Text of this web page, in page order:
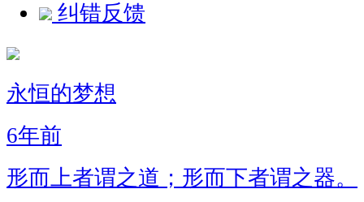
纠错反馈
永恒的梦想
6年前
形而上者谓之道；形而下者谓之器。